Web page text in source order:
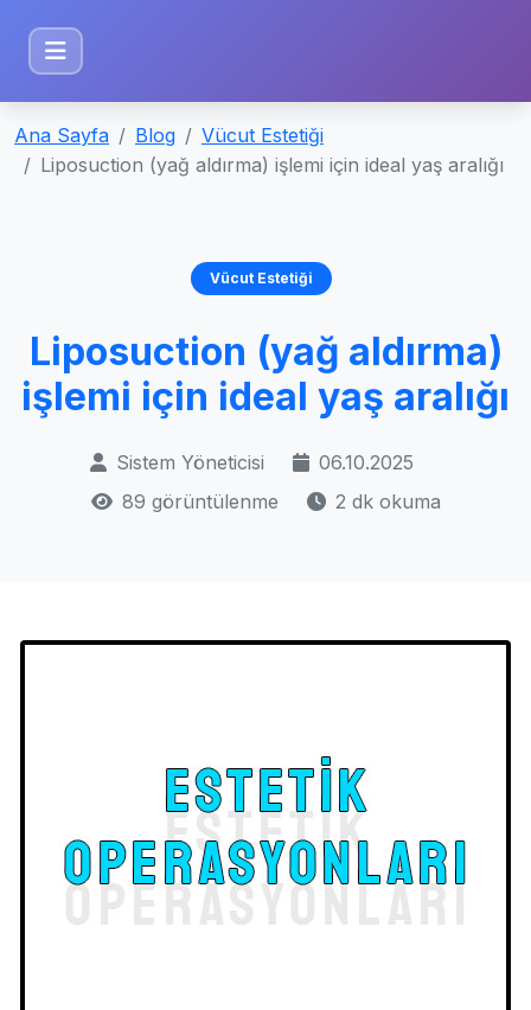
Ana Sayfa Blog
Vücut Estetiği
Liposuction (yağ aldırma) işlemi için ideal yaş aralığı
Vücut Estetiği
Liposuction (yağ aldırma)
işlemi için ideal yaş aralığı
Sistem Yöneticisi
06.10.2025
89 görüntülenme
2 dk okuma